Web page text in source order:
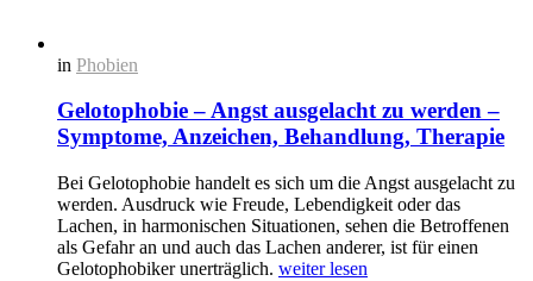
in Phobien
Gelotophobie – Angst ausgelacht zu werden –
Symptome, Anzeichen, Behandlung, Therapie
Bei Gelotophobie handelt es sich um die Angst ausgelacht zu
werden. Ausdruck wie Freude, Lebendigkeit oder das
Lachen, in harmonischen Situationen, sehen die Betroffenen
als Gefahr an und auch das Lachen anderer, ist für einen
Gelotophobiker unerträglich. weiter lesen